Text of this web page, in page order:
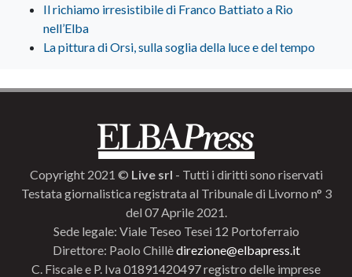
Il richiamo irresistibile di Franco Battiato a Rio
nell’Elba
La pittura di Orsi, sulla soglia della luce e del tempo
Copyright 2021 © Live srl - Tutti i diritti sono riservati
Testata giornalistica registrata al Tribunale di Livorno n° 3
del 07 Aprile 2021.
Sede legale: Viale Teseo Tesei 12 Portoferraio
Direttore: Paolo Chillèdirezione@elbapress.it
C. Fiscale e P. Iva 01891420497 registro delle imprese